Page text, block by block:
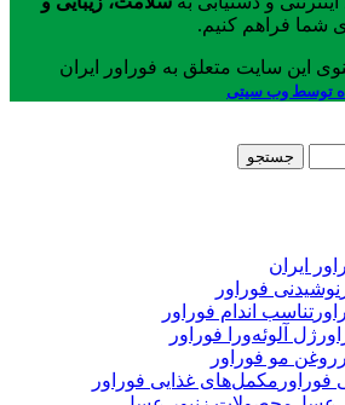
شما فراهم کنیم.
این سایت متعلق به فوراور ایران
توسط وب سیتی
جستجو
ایران
نوشیدنی فوراور
تناسب اندام فوراور
ژل آلوئه‌ورا فوراور
روغن مو فوراور
مکمل‌های غذایی فوراور